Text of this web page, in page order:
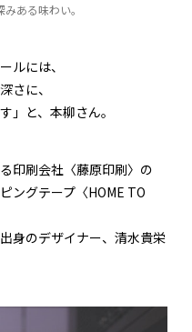
ある味わい。
ルには、
さに、
」と、本柳さん。
印刷会社〈藤原印刷〉の
ングテープ〈HOME TO
身のデザイナー、清水貴栄